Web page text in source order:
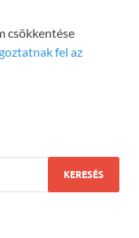
csökkentése
fel az